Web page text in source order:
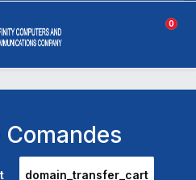
0
Comandes
domain_transfer_cart